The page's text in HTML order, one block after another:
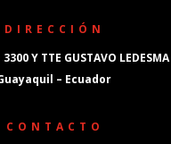
DIRECCIÓN
3300 Y TTE GUSTAVO LEDESMA
– Ecuador
CONTACTO